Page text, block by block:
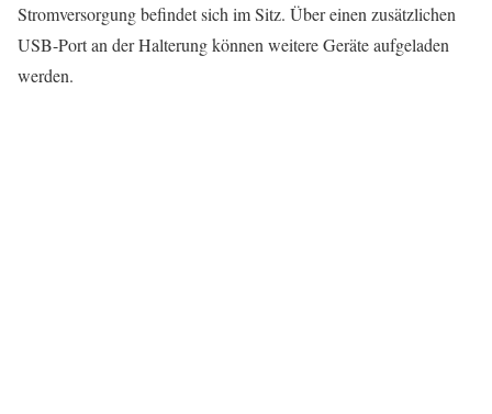
Stromversorgung befindet sich im Sitz. Über einen zusätzlichen
USB-Port an der Halterung können weitere Geräte aufgeladen
werden.